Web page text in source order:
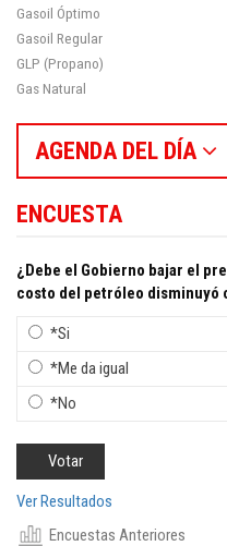
Gasoil Óptimo
Gasoil Regular
GLP (Propano)
Gas Natural
AGENDA DEL DÍA
ENCUESTA
¿Debe el Gobierno bajar el
costo del petróleo disminuyó
*Si
*Me da igual
*No
Ver Resultados
Encuestas Anteriores